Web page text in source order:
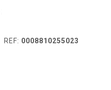
REF: 0008810255023